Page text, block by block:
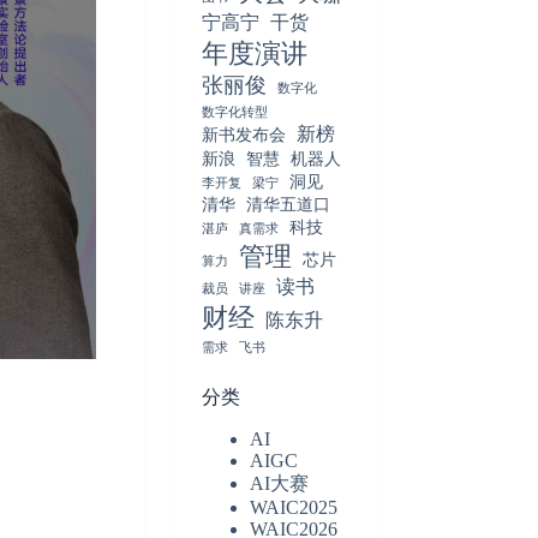
宁高宁 干货
年度演讲
张丽俊
数字化
数字化转型
新书发布会 新榜
新浪 智慧 机器人
李开复 梁宁
洞见
清华
清华五道口
湛庐 真需求 科技
算力 管理 芯片
裁员 讲座 读书
财经 陈东升
需求 飞书
分类
AI
AIGC
AI大赛
WAIC2025
WAIC2026